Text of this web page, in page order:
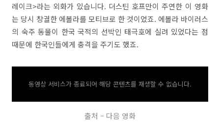
레이크>라는 외화가 있습니다. 더스틴 호프만이 주연한 이 영화
는 당시 창궐한 에볼라를 모티브로 한 것이었죠. 에볼라 바이러스
의 숙주 동물이 한국 국적의 선박인 태극호에 실려 있었다는 점
때문에 한국인들에게 충격을 주기도 했죠.
동영상 서비스가 종료되어 해당 콘텐츠를 재생할 수 없습니다.
출처 – 다음 영화